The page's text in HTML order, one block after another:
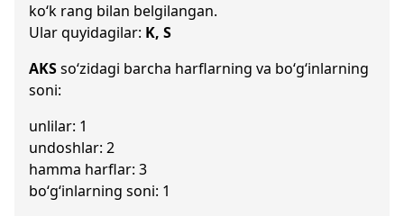
ko‘k rang bilan belgilangan.
Ular quyidagilar: K, S
AKSso‘zidagi barcha harflarning va bo‘g‘inlarning
soni:
unlilar: 1
undoshlar: 2
hamma harflar: 3
bo‘g‘inlarning soni: 1